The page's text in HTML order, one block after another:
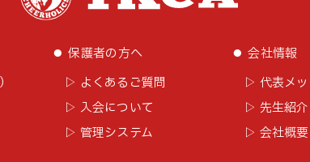
⚫︎ 保護者の方へ
▷ よくあるご質問
▷ 入会について
▷ 管理システム
⚫︎ 会社情報
▷ 代表メ
▷ 先生紹介
▷ 会社概要